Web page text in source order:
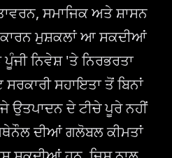
ਸਮਾਜਿਕ ਅਤੇ ਸ਼ਾਸਨ
ਕਾਰਨ ਮੁਸ਼ਕਲਾਂ ਆ ਸਕਦੀਆਂ
ਨਿਵੇਸ਼ 'ਤੇ ਨਿਰਭਰਤਾ
ਸਹਾਇਤਾ ਤੋਂ ਬਿਨਾਂ
ਉਤਪਾਦਨ ਦੇ ਟੀਚੇ ਪੂਰੇ ਨਹੀਂ
ਦੀਆਂ ਗਲੋਬਲ ਕੀਮਤਾਂ